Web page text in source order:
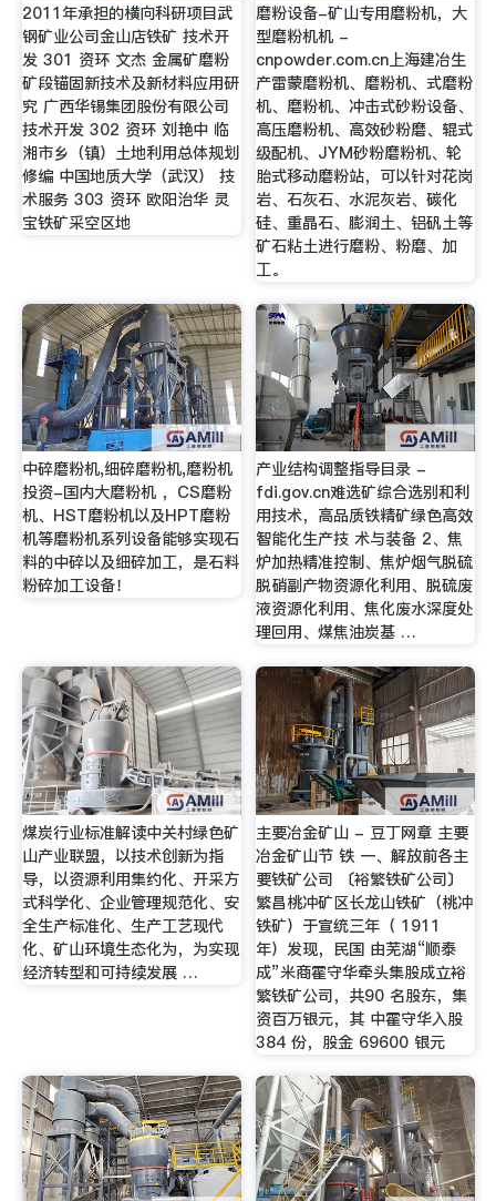
2011年承担的横向科研项目武
钢矿业公司金山店铁矿 技术开
发 301 资环 文杰 金属矿磨粉
矿段锚固新技术及新材料应用研
究 广西华锡集团股份有限公司
技术开发 302 资环 刘艳中 临
湘市乡（镇）土地利用总体规划
修编 中国地质大学（武汉） 技
术服务 303 资环 欧阳治华 灵
宝铁矿采空区地
磨粉设备-矿山专用磨粉机，大
型磨粉机机 -
cnpowder.com.cn上海建冶生
产雷蒙磨粉机、磨粉机、式磨粉
机、磨粉机、冲击式砂粉设备、
高压磨粉机、高效砂粉磨、辊式
级配机、JYM砂粉磨粉机、轮
胎式移动磨粉站，可以针对花岗
岩、石灰石、水泥灰岩、碳化
硅、重晶石、膨润土、铝矾土等
矿石粘土进行磨粉、粉磨、加
工。
中碎磨粉机,细碎磨粉机,磨粉机
投资-国内大磨粉机 ，CS磨粉
机、HST磨粉机以及HPT磨粉
机等磨粉机系列设备能够实现石
料的中碎以及细碎加工，是石料
粉碎加工设备！
产业结构调整指导目录 -
fdi.gov.cn难选矿综合选别和利
用技术，高品质铁精矿绿色高效
智能化生产技 术与装备 2、焦
炉加热精准控制、焦炉烟气脱硫
脱硝副产物资源化利用、脱硫废
液资源化利用、焦化废水深度处
理回用、煤焦油炭基 …
煤炭行业标准解读中关村绿色矿
山产业联盟，以技术创新为指
导，以资源利用集约化、开采方
式科学化、企业管理规范化、安
全生产标准化、生产工艺现代
化、矿山环境生态化为，为实现
经济转型和可持续发展 …
主要冶金矿山 - 豆丁网章 主要
冶金矿山节 铁 一、解放前各主
要铁矿公司 〔裕繁铁矿公司〕
繁昌桃冲矿区长龙山铁矿（桃冲
铁矿）于宣统三年（ 1911
年）发现，民国 由芜湖“顺泰
成”米商霍守华牵头集股成立裕
繁铁矿公司，共90 名股东，集
资百万银元，其 中霍守华入股
384 份，股金 69600 银元